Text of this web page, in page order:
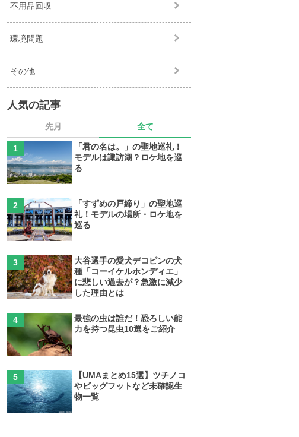
不用品回収
環境問題
その他
人気の記事
先月 全て
「君の名は。」の聖地巡礼！
モデルは諏訪湖？ロケ地を巡
る
「すずめの戸締り」の聖地巡
礼！モデルの場所・ロケ地を
巡る
大谷選手の愛犬デコピンの犬
種「コーイケルホンディエ」
に悲しい過去が？急激に減少
した理由とは
最強の虫は誰だ！恐ろしい能
力を持つ昆虫10選をご紹介
【UMAまとめ15選】ツチノコ
やビッグフットなど未確認生
物一覧